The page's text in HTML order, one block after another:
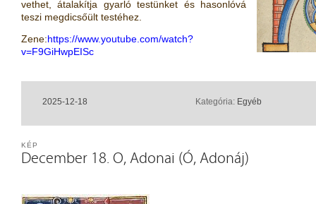
vethet, átalakítja gyarló testünket és hasonlóvá
teszi megdicsőült testéhez.
Zene:https://www.youtube.com/watch?
v=F9GiHwpEISc
2025-12-18 Kategória: Egyéb
December 18. O, Adonai (Ó, Adonáj)
KÉP